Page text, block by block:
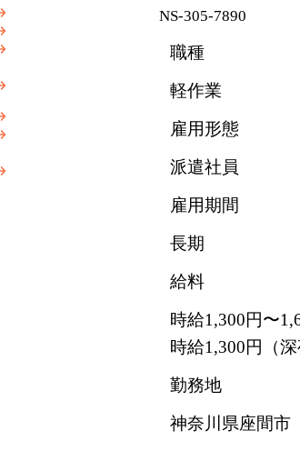
NS-305-7890
職種
軽作業
雇用形態
派遣社員
雇用期間
長期
給料
時給1,300円〜
時給1,300円（
勤務地
神奈川県座間市